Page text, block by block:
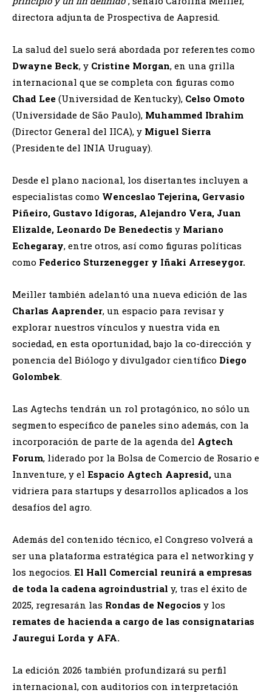
directora adjunta de Prospectiva de Aapresid.
La salud del suelo será abordada por referentes como
Dwayne Beck, y Cristine Morgan, en una grilla
internacional que se completa con figuras como
Chad Lee (Universidad de Kentucky), Celso Omoto
(Universidade de São Paulo), Muhammed Ibrahim
(Director General del IICA), y Miguel Sierra
(Presidente del INIA Uruguay).
Desde el plano nacional, los disertantes incluyen a
especialistas como Wenceslao Tejerina, Gervasio
Piñeiro, Gustavo Idígoras, Alejandro Vera, Juan
Elizalde, Leonardo De Benedectis y Mariano
Echegaray, entre otros, así como figuras políticas
como Federico Sturzenegger y Iñaki Arreseygor.
Meiller también adelantó una nueva edición de las
Charlas Aaprender, un espacio para revisar y
explorar nuestros vínculos y nuestra vida en
sociedad, en esta oportunidad, bajo la co-dirección y
ponencia del Biólogo y divulgador científico Diego
Golombek.
Las Agtechs tendrán un rol protagónico, no sólo un
segmento específico de paneles sino además, con la
incorporación de parte de la agenda del Agtech
Forum, liderado por la Bolsa de Comercio de Rosario e
Innventure, y el Espacio Agtech Aapresid, una
vidriera para startups y desarrollos aplicados a los
desafíos del agro.
Además del contenido técnico, el Congreso volverá a
ser una plataforma estratégica para el networking y
los negocios. El Hall Comercial reunirá a empresas
de toda la cadena agroindustrial y, tras el éxito de
2025, regresarán las Rondas de Negocios y los
remates de hacienda a cargo de las consignatarias
Jauregui Lorda y AFA.
La edición 2026 también profundizará su perfil
internacional, con auditorios con interpretación